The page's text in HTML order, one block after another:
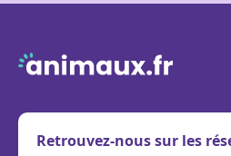
Retrouvez-nous sur les